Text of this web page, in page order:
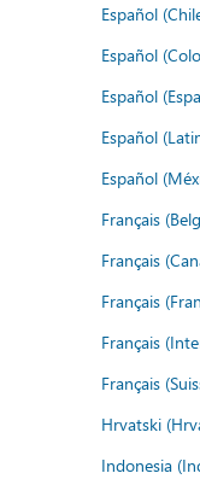
Español
Español
Español
Español
Español
Français
Français
Français
Français
Français
Hrvatski
Indonesia